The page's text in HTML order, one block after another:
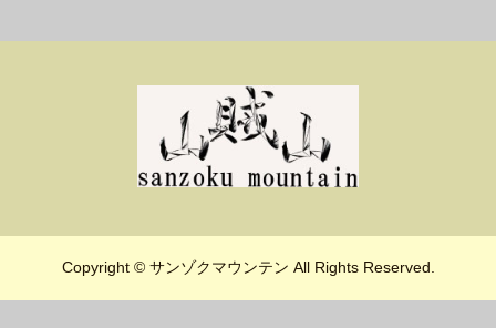
Copyright © サンゾクマウンテン All Rights Reserved.